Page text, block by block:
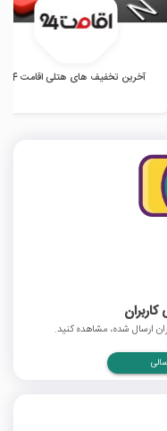
آخرین تخفیف های هتلی اقامت 24
ارسال شده، مشاهده کنید.